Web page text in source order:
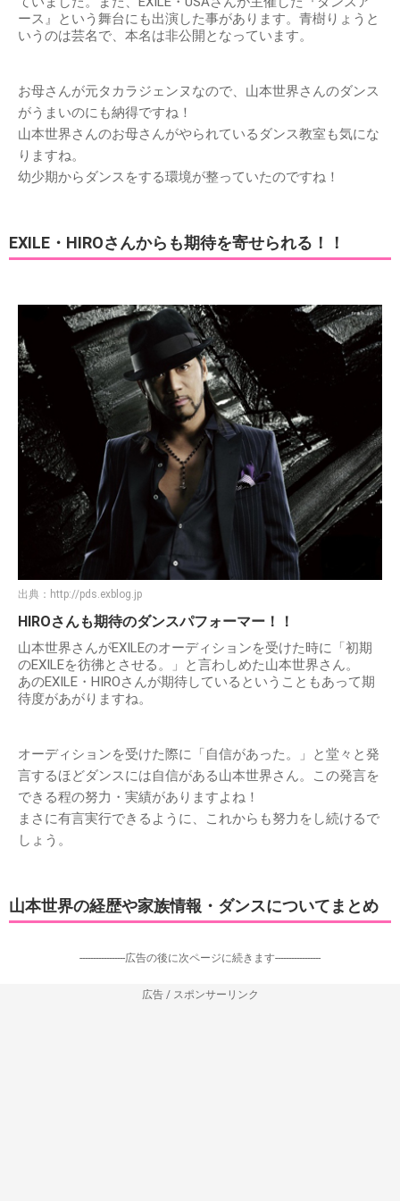
ース』という舞台にも出演した事があります。青樹りょうと
いうのは芸名で、本名は非公開となっています。
お母さんが元タカラジェンヌなので、山本世界さんのダンス
がうまいのにも納得ですね！
山本世界さんのお母さんがやられているダンス教室も気にな
りますね。
幼少期からダンスをする環境が整っていたのですね！
EXILE・HIROさんからも期待を寄せられる！！
出典： http://pds.exblog.jp
HIROさんも期待のダンスパフォーマー！！
山本世界さんがEXILEのオーディションを受けた時に「初期
のEXILEを彷彿とさせる。」と言わしめた山本世界さん。
あのEXILE・HIROさんが期待しているということもあって期
待度があがりますね。
オーディションを受けた際に「自信があった。」と堂々と発
言するほどダンスには自信がある山本世界さん。この発言を
できる程の努力・実績がありますよね！
まさに有言実行できるように、これからも努力をし続けるで
しょう。
山本世界の経歴や家族情報・ダンスについてまとめ
-----------------広告の後に次ページに続きます-----------------
広告 / スポンサーリンク